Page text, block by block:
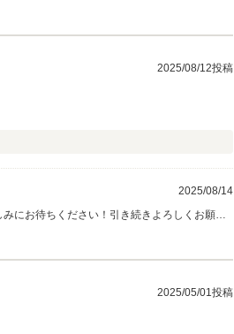
2025/08/12投稿
2025/08/14
にお待ちください！引き続きよろしくお願い
2025/05/01投稿